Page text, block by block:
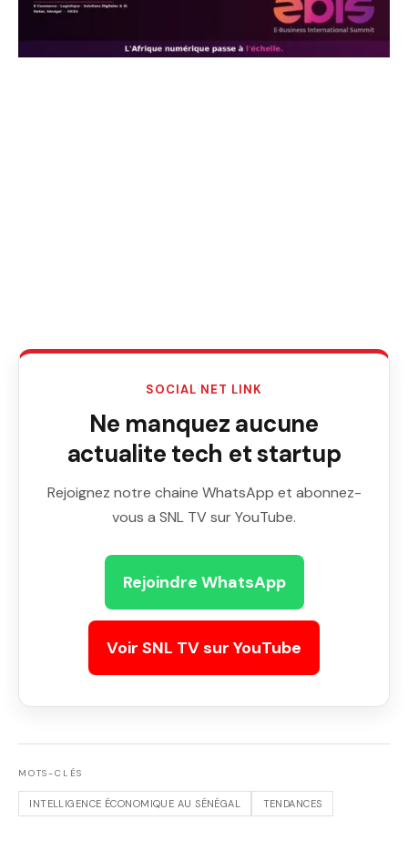
SOCIAL NET LINK
Ne manquez aucune
actualite tech et startup
Rejoignez notre chaine WhatsApp et abonnez-
vous a SNL TV sur YouTube.
Rejoindre WhatsApp
Voir SNL TV sur YouTube
MOTS-CLÉS
INTELLIGENCE ÉCONOMIQUE AU SÉNÉGAL TENDANCES